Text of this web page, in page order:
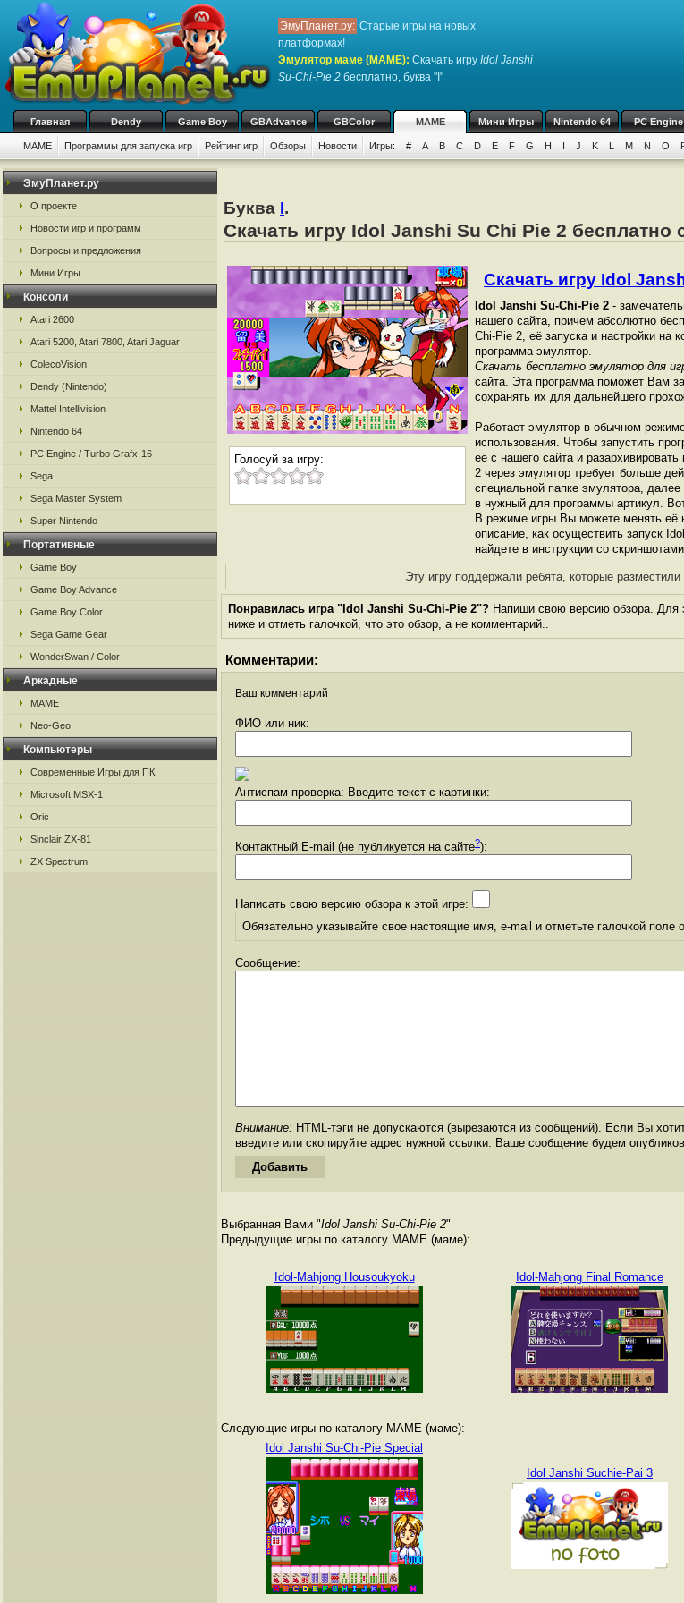
ЭмуПланет.ру: Старые игры на новых
платформах!
Эмулятор маме (MAME): Скачать игру Idol Janshi
Su-Chi-Pie 2 бесплатно, буква "I"
Главная Dendy Game Boy GBAdvance GBColor MAME Мини Игры Nintendo 64 PC Engine
MAME Программы для запуска игр Рейтинг игр Обзоры Новости Игры: # A B C D E F G H I J K L M N O
ЭмуПланет.ру
О проекте
Новости игр и программ
Вопросы и предложения
Мини Игры
Консоли
Atari 2600
Atari 5200, Atari 7800, Atari Jaguar
ColecoVision
Dendy (Nintendo)
Mattel Intellivision
Nintendo 64
PC Engine / Turbo Grafx-16
Sega
Sega Master System
Super Nintendo
Портативные
Game Boy
Game Boy Advance
Game Boy Color
Sega Game Gear
WonderSwan / Color
Аркадные
MAME
Neo-Geo
Компьютеры
Современные Игры для ПК
Microsoft MSX-1
Oric
Sinclair ZX-81
ZX Spectrum
Буква I.
Скачать игру Idol Janshi Su Chi Pie 2 бесплатно
Голосуй за игру:
Скачать игру Idol
Idol Janshi Su-Chi-Pie 2 -
нашего сайта, причем абсолютно
Chi-Pie 2, её запуска и настройки на
программа-эмулятор.
Скачать бесплатно эмулятор для
сайта. Эта программа поможет Вам
сохранять их для дальнейшего
Работает эмулятор в обычном
использования. Чтобы запустить
её с нашего сайта и
2 через эмулятор требует больше
специальной папке эмулятора,
в нужный для программы артикул.
В режиме игры Вы можете менять её
описание, как осуществить запуск
найдете в инструкции со
Эту игру поддержали ребята, которые
Понравилась игра "Idol Janshi Su-Chi-Pie 2"? Напиши свою версию обзора. Для
ниже и отметь галочкой, что это обзор, а не комментарий..
Комментарии:
Ваш комментарий
ФИО или ник:
Антиспам проверка: Введите текст с картинки:
Контактный E-mail (не публикуется на сайте?):
Написать свою версию обзора к этой игре:
Обязательно указывайте свое настоящие имя, e-mail и отметьте галочкой поле
Сообщение:
Внимание: HTML-тэги не допускаются (вырезаются из сообщений). Если Вы
введите или скопируйте адрес нужной ссылки. Ваше сообщение будем
Выбранная Вами "Idol Janshi Su-Chi-Pie 2"
Предыдущие игры по каталогу MAME (маме):
Idol-Mahjong Housoukyoku Idol-Mahjong Final Romance
Следующие игры по каталогу MAME (маме):
Idol Janshi Su-Chi-Pie Special
Idol Janshi Suchie-Pai 3